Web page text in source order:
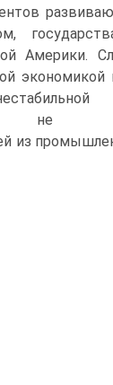
Америки.
экономикой
не
из